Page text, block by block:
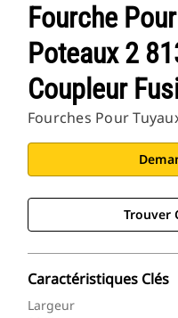
Fourche
Poteaux 2
Coupleur
Fourches Pour
Trouver
Caractéristiques Clés
Largeur